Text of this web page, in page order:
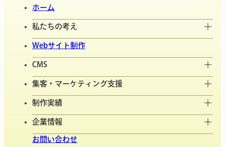
ホーム
私たちの考え
Webサイト制作
CMS
集客・マーケティング支援
制作実績
企業情報
お問い合わせ